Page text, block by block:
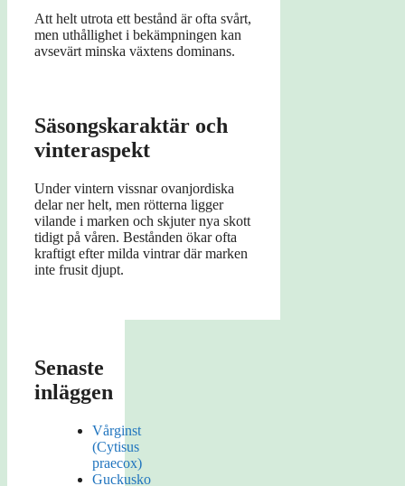
Att helt utrota ett bestånd är ofta svårt,
men uthållighet i bekämpningen kan
avsevärt minska växtens dominans.
Säsongskaraktär och
vinteraspekt
Under vintern vissnar ovanjordiska
delar ner helt, men rötterna ligger
vilande i marken och skjuter nya skott
tidigt på våren. Bestånden ökar ofta
kraftigt efter milda vintrar där marken
inte frusit djupt.
Senaste
inläggen
Vårginst
(Cytisus
praecox)
Guckusko